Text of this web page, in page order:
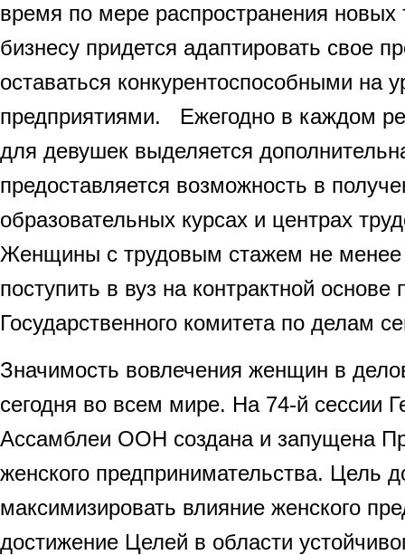
время по мере распространения новых
бизнесу придется адаптировать свое
оставаться конкурентоспособными на
предприятиями. Ежегодно в каждом
для девушек выделяется
предоставляется возможность в
образовательных курсах и центрах
Женщины с трудовым стажем не менее
поступить в вуз на контрактной
Государственного комитета по делам
Значимость вовлечения женщин в
сегодня во всем мире. На 74-й сессии
Ассамблеи ООН создана и запущена
женского предпринимательства. Цель
максимизировать влияние женского
достижение Целей в области